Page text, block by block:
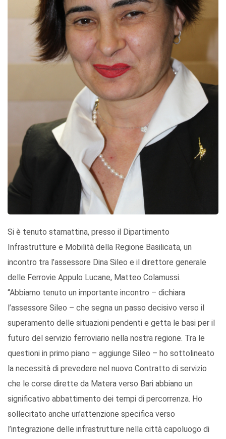
Si è tenuto stamattina, presso il Dipartimento
Infrastrutture e Mobilità della Regione Basilicata, un
incontro tra l’assessore Dina Sileo e il direttore generale
delle Ferrovie Appulo Lucane, Matteo Colamussi.
“Abbiamo tenuto un importante incontro – dichiara
l’assessore Sileo – che segna un passo decisivo verso il
superamento delle situazioni pendenti e getta le basi per il
futuro del servizio ferroviario nella nostra regione. Tra le
questioni in primo piano – aggiunge Sileo – ho sottolineato
la necessità di prevedere nel nuovo Contratto di servizio
che le corse dirette da Matera verso Bari abbiano un
significativo abbattimento dei tempi di percorrenza. Ho
sollecitato anche un’attenzione specifica verso
l’integrazione delle infrastrutture nella città capoluogo di